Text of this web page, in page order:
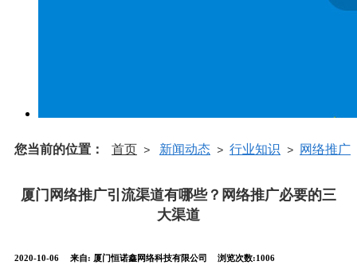
您当前的位置： 首页 > 新闻动态 > 行业知识 > 网络推广
厦门网络推广引流渠道有哪些？网络推广必要的三
大渠道
2020-10-06 来自: 厦门恒诺鑫网络科技有限公司 浏览次数:1006